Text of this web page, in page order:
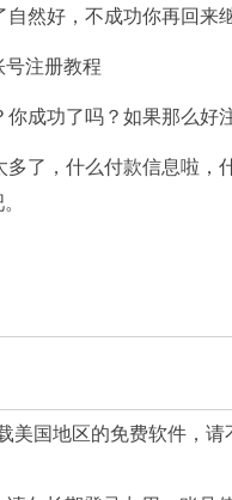
然好，不成功你再回来
注册教程
成功了吗？如果那么好
了，什么付款信息啦，
美国地区的免费软件，